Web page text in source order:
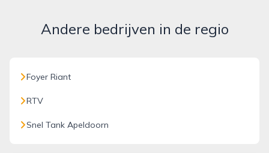
Andere bedrijven in de regio
Foyer Riant
RTV
Snel Tank Apeldoorn